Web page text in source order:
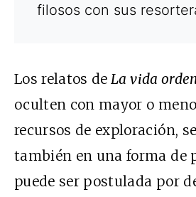
filosos con sus
Los relatos de La vida
oculten con mayor o
recursos de exploración,
también en una forma de
puede ser postulada por